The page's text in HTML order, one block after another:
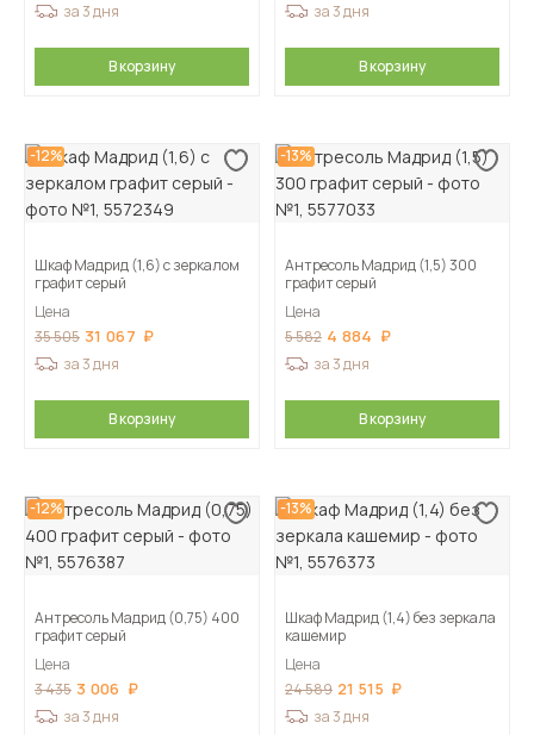
за 3 дня
В корзину
за 3 дня
В корзину
-12%
Шкаф Мадрид (1,6) с зеркалом
графит серый
Цена
35 505 31 067
за 3 дня
В корзину
-13%
Антресоль Мадрид (1,5) 300
графит серый
Цена
5 582 4 884
за 3 дня
В корзину
-12%
Антресоль Мадрид (0,75) 400
графит серый
Цена
3 435 3 006
за 3 дня
-13%
Шкаф Мадрид (1,4) без зеркала
кашемир
Цена
24 589 21 515
за 3 дня